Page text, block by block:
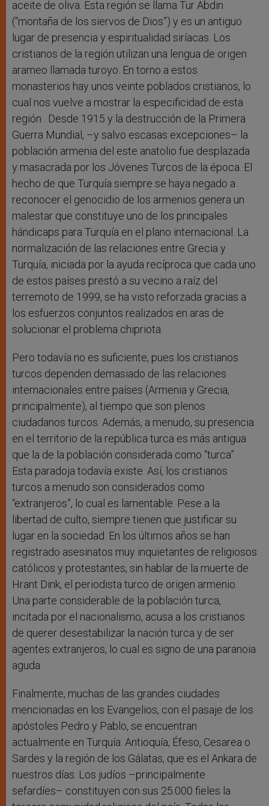
aceite de oliva. Esta región se llama Tur Abdin
(“montaña de los siervos de Dios”) y es un antiguo
lugar de presencia y espiritualidad siríacas. Los
cristianos de la región utilizan una lengua de origen
arameo llamada turoyo. En torno a estos
monasterios hay unos veinte poblados cristianos, lo
cual nos vuelve a mostrar la especificidad de esta
región . Desde 1915 y la destrucción de la Primera
Guerra Mundial, –y salvo escasas excepciones– la
población armenia del este anatolio fue desplazada
y masacrada por los Jóvenes Turcos de la época. El
hecho de que Turquía siempre se haya negado a
reconocer el genocidio de los armenios genera un
malestar que constituye uno de los principales
hándicaps para Turquía en el plano internacional. La
normalización de las relaciones entre Grecia y
Turquía, iniciada por la ayuda recíproca que cada uno
de estos países prestó a su vecino a raíz del
terremoto de 1999, se ha visto reforzada gracias a
los esfuerzos conjuntos realizados en aras de
solucionar el problema chipriota.
Pero todavía no es suficiente, pues los cristianos
turcos dependen demasiado de las relaciones
internacionales entre países (Armenia y Grecia,
principalmente), al tiempo que son plenos
ciudadanos turcos. Además, a menudo, su presencia
en el territorio de la república turca es más antigua
que la de la población considerada como “turca”.
Esta paradoja todavía existe. Así, los cristianos
turcos a menudo son considerados como
“extranjeros”, lo cual es lamentable. Pese a la
libertad de culto, siempre tienen que justificar su
lugar en la sociedad. En los últimos años se han
registrado asesinatos muy inquietantes de religiosos
católicos y protestantes, sin hablar de la muerte de
Hrant Dink, el periodista turco de origen armenio.
Una parte considerable de la población turca,
incitada por el nacionalismo, acusa a los cristianos
de querer desestabilizar la nación turca y de ser
agentes extranjeros, lo cual es signo de una paranoia
aguda.
Finalmente, muchas de las grandes ciudades
mencionadas en los Evangelios, con el pasaje de los
apóstoles Pedro y Pablo, se encuentran
actualmente en Turquía: Antioquía, Éfeso, Cesarea o
Sardes y la región de los Gálatas, que es el Ankara de
nuestros días. Los judíos –principalmente
sefardíes– constituyen con sus 25.000 fieles la